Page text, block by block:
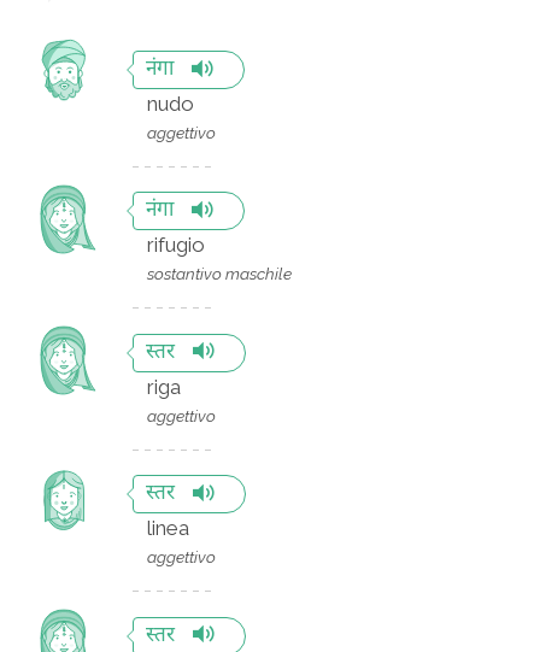
नंगा
nudo
aggettivo
नंगा
rifugio
sostantivo maschile
स्तर
riga
aggettivo
स्तर
linea
aggettivo
स्तर